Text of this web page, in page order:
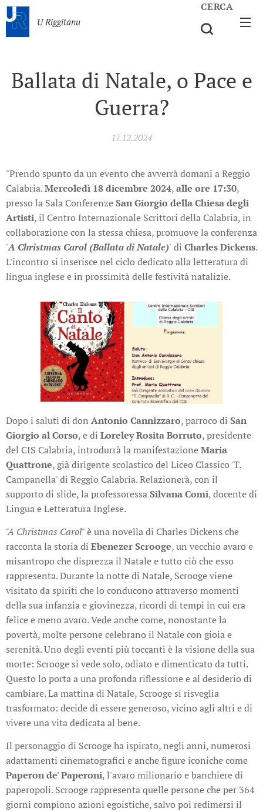
U Riggitanu
CERCA
Ballata di Natale, o Pace e
Guerra?
17.12.2024
"Prendo spunto da un evento che avverrà domani a Reggio
Calabria.Mercoledì 18 dicembre 2024,alle ore 17:30,
presso la Sala ConferenzeSan Giorgio della Chiesa degli
Artisti, il Centro Internazionale Scrittori della Calabria, in
collaborazione con la stessa chiesa, promuove la conferenza
'A Christmas Carol (Ballata di Natale)' di Charles Dickens.
L'incontro si inserisce nel ciclo dedicato alla letteratura di
lingua inglese e in prossimità delle festività natalizie.
Dopo i saluti di don Antonio Cannizzaro, parroco di San
Giorgio al Corso, e di Loreley Rosita Borruto, presidente
del CIS Calabria, introdurrà la manifestazioneMaria
Quattrone, già dirigente scolastico del Liceo Classico 'T.
Campanella' di Reggio Calabria. Relazionerà, con il
supporto di slide, la professoressaSilvana Comi, docente di
Lingua e Letteratura Inglese.
"A Christmas Carol"è una novella di Charles Dickens che
racconta la storia di Ebenezer Scrooge, un vecchio avaro e
misantropo che disprezza il Natale e tutto ciò che esso
rappresenta. Durante la notte di Natale, Scrooge viene
visitato da spiriti che lo conducono attraverso momenti
della sua infanzia e giovinezza, ricordi di tempi in cui era
felice e meno avaro. Vede anche come, nonostante la
povertà, molte persone celebrano il Natale con gioia e
serenità. Uno degli eventi più toccanti è la visione della sua
morte: Scrooge si vede solo, odiato e dimenticato da tutti.
Questo lo porta a una profonda riflessione e al desiderio di
cambiare. La mattina di Natale, Scrooge si risveglia
trasformato: decide di essere generoso, vicino agli altri e di
vivere una vita dedicata al bene.
Il personaggio di Scrooge ha ispirato, negli anni, numerosi
adattamenti cinematografici e anche figure iconiche come
Paperon de' Paperoni, l'avaro milionario e banchiere di
paperopoli. Scrooge rappresenta quelle persone che per 364
giorni compiono azioni egoistiche, salvo poi redimersi il